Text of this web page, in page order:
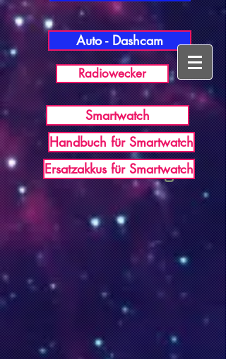
USB Germany
Auto - Dashcam
Radiowecker
Smartwatch
Handbuch für Smartwatch
Ersatzakkus für Smartwatch